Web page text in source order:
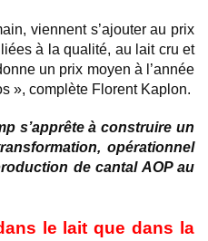
viennent s’ajouter au prix
à la qualité, au lait cru et
un prix moyen à l’année
», complète Florent Kaplon.
s’apprête à construire un
opérationnel
de cantal AOP au
le lait que dans la